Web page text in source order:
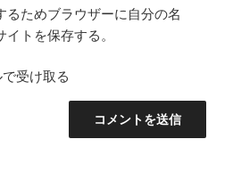
るためブラウザーに自分の名
トを保存する。
受け取る